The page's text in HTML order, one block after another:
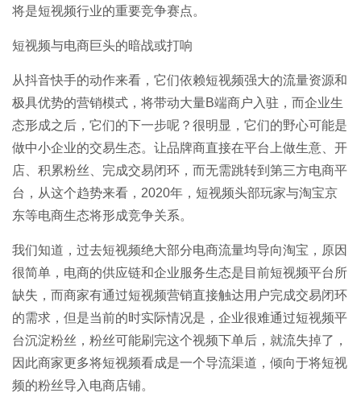
将是短视频行业的重要竞争赛点。
短视频与电商巨头的暗战或打响
从抖音快手的动作来看，它们依赖短视频强大的流量资源和
极具优势的营销模式，将带动大量B端商户入驻，而企业生
态形成之后，它们的下一步呢？很明显，它们的野心可能是
做中小企业的交易生态。让品牌商直接在平台上做生意、开
店、积累粉丝、完成交易闭环，而无需跳转到第三方电商平
台，从这个趋势来看，2020年，短视频头部玩家与淘宝京
东等电商生态将形成竞争关系。
我们知道，过去短视频绝大部分电商流量均导向淘宝，原因
很简单，电商的供应链和企业服务生态是目前短视频平台所
缺失，而商家有通过短视频营销直接触达用户完成交易闭环
的需求，但是当前的时实际情况是，企业很难通过短视频平
台沉淀粉丝，粉丝可能刷完这个视频下单后，就流失掉了，
因此商家更多将短视频看成是一个导流渠道，倾向于将短视
频的粉丝导入电商店铺。